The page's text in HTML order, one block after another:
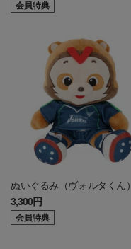
会員特典
ぬいぐるみ（ヴォルタくん）
3,300円
会員特典